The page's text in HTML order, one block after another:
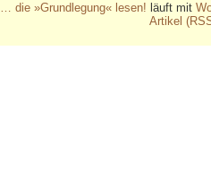
… die »Grundlegung« lesen! läuft mit
Artikel